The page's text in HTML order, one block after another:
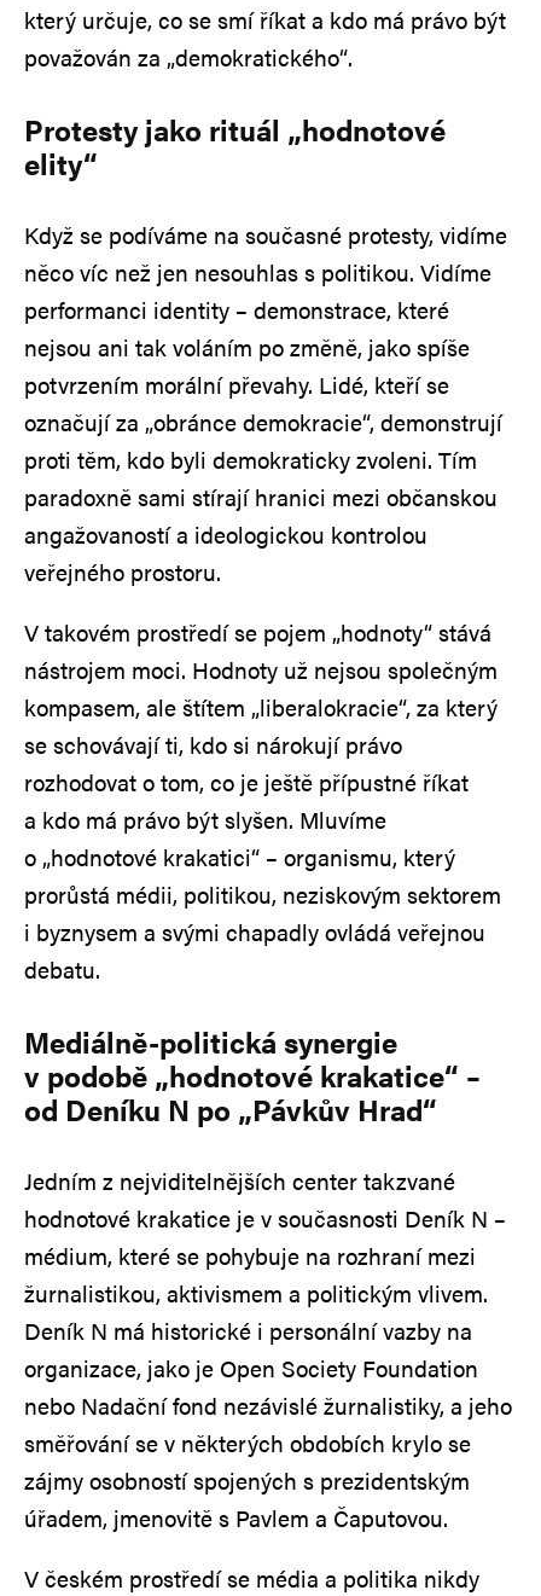
který určuje, co se smí říkat a kdo má právo být
považován za „demokratického“.
Protesty jako rituál „hodnotové
elity“
Když se podíváme na současné protesty, vidíme
něco víc než jen nesouhlas s politikou. Vidíme
performanci identity – demonstrace, které
nejsou ani tak voláním po změně, jako spíše
potvrzením morální převahy. Lidé, kteří se
označují za „obránce demokracie“, demonstrují
proti těm, kdo byli demokraticky zvoleni. Tím
paradoxně sami stírají hranici mezi občanskou
angažovaností a ideologickou kontrolou
veřejného prostoru.
V takovém prostředí se pojem „hodnoty“ stává
nástrojem moci. Hodnoty už nejsou společným
kompasem, ale štítem „liberalokracie“, za který
se schovávají ti, kdo si nárokují právo
rozhodovat o tom, co je ještě přípustné říkat
a kdo má právo být slyšen. Mluvíme
o „hodnotové krakatici“ – organismu, který
prorůstá médii, politikou, neziskovým sektorem
i byznysem a svými chapadly ovládá veřejnou
debatu.
Mediálně-politická synergie
v podobě „hodnotové krakatice“ –
od Deníku N po „Pávkův Hrad“
Jedním z nejviditelnějších center takzvané
hodnotové krakatice je v současnosti Deník N –
médium, které se pohybuje na rozhraní mezi
žurnalistikou, aktivismem a politickým vlivem.
Deník N má historické i personální vazby na
organizace, jako je Open Society Foundation
nebo Nadační fond nezávislé žurnalistiky, a jeho
směřování se v některých obdobích krylo se
zájmy osobností spojených s prezidentským
úřadem, jmenovitě s Pavlem a Čaputovou.
V českém prostředí se média a politika nikdy